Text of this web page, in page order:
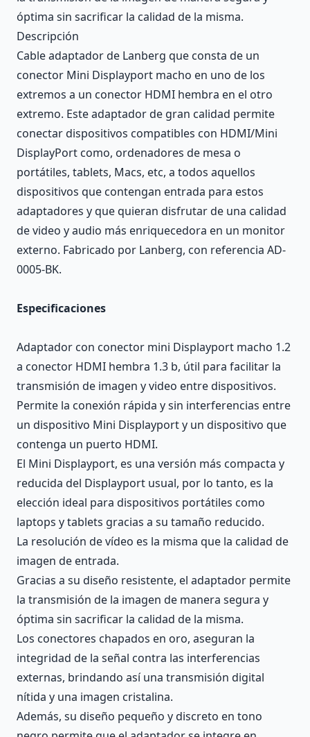
óptima sin sacrificar la calidad de la misma.
Descripción
Cable adaptador de Lanberg que consta de un
conector Mini Displayport macho en uno de los
extremos a un conector HDMI hembra en el otro
extremo. Este adaptador de gran calidad permite
conectar dispositivos compatibles con HDMI/Mini
DisplayPort como, ordenadores de mesa o
portátiles, tablets, Macs, etc, a todos aquellos
dispositivos que contengan entrada para estos
adaptadores y que quieran disfrutar de una calidad
de video y audio más enriquecedora en un monitor
externo. Fabricado por Lanberg, con referencia AD-
0005-BK.
Especificaciones
Adaptador con conector mini Displayport macho 1.2
a conector HDMI hembra 1.3 b, útil para facilitar la
transmisión de imagen y video entre dispositivos.
Permite la conexión rápida y sin interferencias entre
un dispositivo Mini Displayport y un dispositivo que
contenga un puerto HDMI.
El Mini Displayport, es una versión más compacta y
reducida del Displayport usual, por lo tanto, es la
elección ideal para dispositivos portátiles como
laptops y tablets gracias a su tamaño reducido.
La resolución de vídeo es la misma que la calidad de
imagen de entrada.
Gracias a su diseño resistente, el adaptador permite
la transmisión de la imagen de manera segura y
óptima sin sacrificar la calidad de la misma.
Los conectores chapados en oro, aseguran la
integridad de la señal contra las interferencias
externas, brindando así una transmisión digital
nítida y una imagen cristalina.
Además, su diseño pequeño y discreto en tono